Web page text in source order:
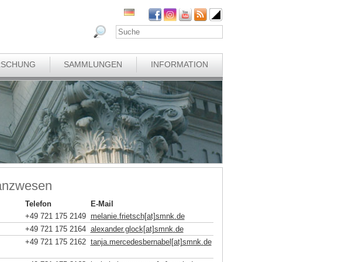
SAMMLUNGEN INFORMATION
Telefon
E-Mail
+49 721 175 2149 melanie.frietsch[at]smnk.de
+49 721 175 2164 alexander.glock[at]smnk.de
+49 721 175 2162 tanja.mercedesbernabel[at]smnk.de